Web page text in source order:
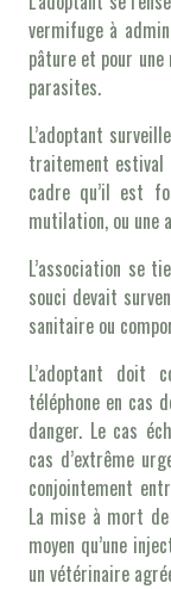
vermifuge à
pâture et pour
parasites.
L’adoptant
traitement estival
cadre qu’il est
mutilation, ou une
L’association se
souci devait
sanitaire ou
L’adoptant doit
téléphone en cas
danger. Le cas
cas d’extrême
conjointement
La mise à mort
moyen qu’une
un vétérinaire